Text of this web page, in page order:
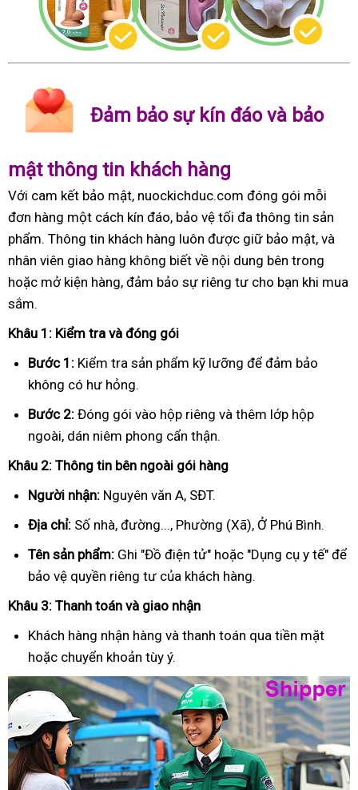
Đảm bảo sự kín đáo và bảo
mật thông tin khách hàng
Với cam kết bảo mật, nuockichduc.com đóng gói mỗi
đơn hàng một cách kín đáo, bảo vệ tối đa thông tin sản
phẩm. Thông tin khách hàng luôn được giữ bảo mật, và
nhân viên giao hàng không biết về nội dung bên trong
hoặc mở kiện hàng, đảm bảo sự riêng tư cho bạn khi mua
sắm.
Khâu 1: Kiểm tra và đóng gói
Bước 1: Kiểm tra sản phẩm kỹ lưỡng để đảm bảo
không có hư hỏng.
Bước 2: Đóng gói vào hộp riêng và thêm lớp hộp
ngoài, dán niêm phong cẩn thận.
Khâu 2: Thông tin bên ngoài gói hàng
Người nhận: Nguyên văn A, SĐT.
Địa chỉ: Số nhà, đường..., Phường (Xã), Ở Phú Bình.
Tên sản phẩm: Ghi "Đồ điện tử" hoặc "Dụng cụ y tế" để
bảo vệ quyền riêng tư của khách hàng.
Khâu 3: Thanh toán và giao nhận
Khách hàng nhận hàng và thanh toán qua tiền mặt
hoặc chuyển khoản tùy ý.